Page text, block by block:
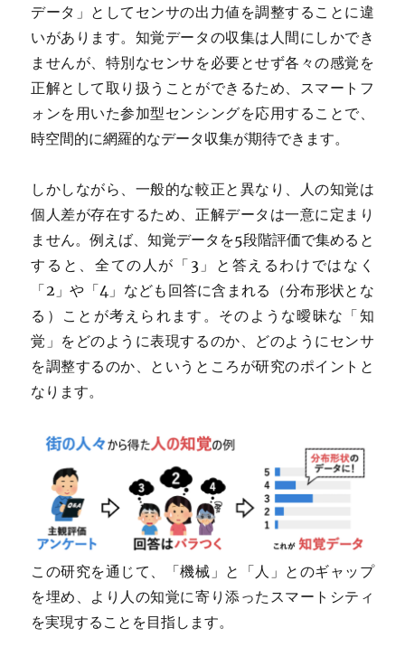
データ」としてセンサの出力値を調整することに違
いがあります。知覚データの収集は人間にしかでき
ませんが、特別なセンサを必要とせず各々の感覚を
正解として取り扱うことができるため、スマートフ
ォンを用いた参加型センシングを応用することで、
時空間的に網羅的なデータ収集が期待できます。
しかしながら、一般的な較正と異なり、人の知覚は
個人差が存在するため、正解データは一意に定まり
ません。例えば、知覚データを5段階評価で集めると
すると、全ての人が「3」と答えるわけではなく
「2」や「4」なども回答に含まれる（分布形状とな
る）ことが考えられます。そのような曖昧な「知
覚」をどのように表現するのか、どのようにセンサ
を調整するのか、というところが研究のポイントと
なります。
この研究を通じて、「機械」と「人」とのギャップ
を埋め、より人の知覚に寄り添ったスマートシティ
を実現することを目指します。